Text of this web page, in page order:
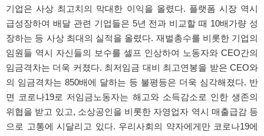
기업은 사상 최고치의 막대한 이익을 올렸다. 플랫폼 시장 역시
급성장하여 배달 관련 기업들은 5년 전과 비교할 때 10배가량 성
장하는 등 사상 최대의 실적을 올렸다. 재벌총수를 비롯한 기업의
임원들 역시 자신들의 보수를 셀프 인상하여 노동자와 CEO간의
임금격차는 더욱 커졌다. 최저임금 대비 최고연봉을 받은 CEO와
의 임금격차는 850배에 달하는 등 불평등은 더욱 심각해졌다. 반
면 코로나19로 저임금노동자는 해고와 소득감소로 인한 생존의
위협을 받고 있고, 소상공인을 비롯한 자영업자 역시 매출급감 등
으로 고통에 시달리고 있다. 우리사회의 약자에게만 코로나19에